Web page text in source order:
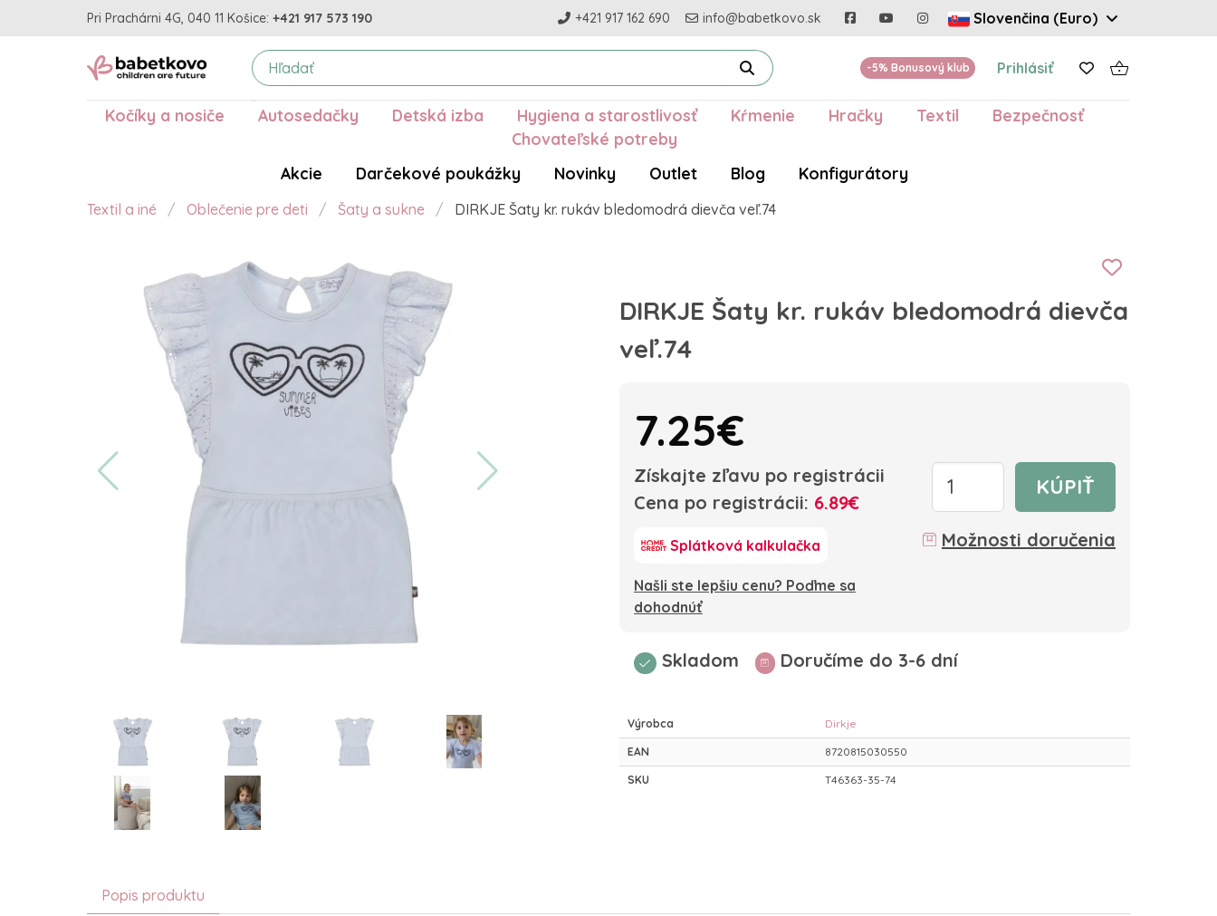
Pri Prachárni 4G, 040 11 Košice: +421 917 573 190 +421 917 162 690 info@babetkovo.sk Slovenčina (Euro)
-5% Bonusový klub Prihlásiť
Kočíky a nosiče Autosedačky Detská izba Hygiena a starostlivosť Kŕmenie Hračky Textil
Bezpečnosť
Chovateľské potreby
Akcie
Darčekové poukážky Novinky Outlet Blog Konfigurátory
Textil a iné Oblečenie pre deti Šaty a sukne DIRKJE Šaty kr. rukáv bledomodrá dievča veľ.74
DIRKJE Šaty kr. rukáv bledomodrá dievča
veľ.74
7.25€
Získajte zľavu po registrácii
Cena po registrácii: 6.89€
Splátková kalkulačka
Našli ste lepšiu cenu? Poďme sa
dohodnúť
KÚPIŤ
Možnosti doručenia
Skladom Doručíme do 3-6 dní
Výrobca Dirkje
EAN 8720815030550
SKU T46363-35-74
Popis produktu